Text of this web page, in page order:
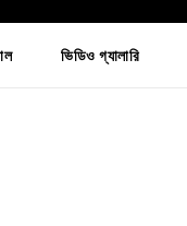
ভিডিও গ্যালারি